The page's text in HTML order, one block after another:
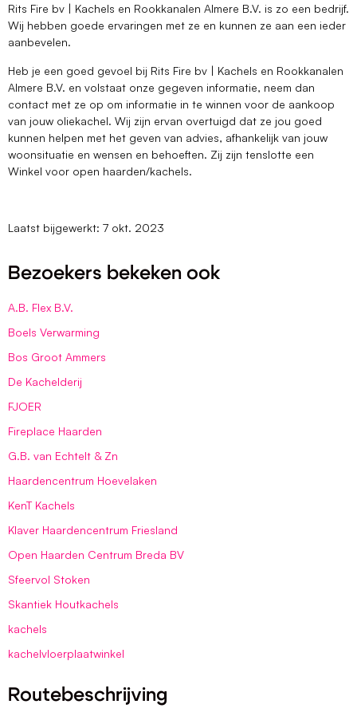
Rits Fire bv | Kachels en Rookkanalen Almere B.V. is zo een bedrijf.
Wij hebben goede ervaringen met ze en kunnen ze aan een ieder
aanbevelen.
Heb je een goed gevoel bij Rits Fire bv | Kachels en Rookkanalen
Almere B.V. en volstaat onze gegeven informatie, neem dan
contact met ze op om informatie in te winnen voor de aankoop
van jouw oliekachel. Wij zijn ervan overtuigd dat ze jou goed
kunnen helpen met het geven van advies, afhankelijk van jouw
woonsituatie en wensen en behoeften. Zij zijn tenslotte een
Winkel voor open haarden/kachels.
Laatst bijgewerkt: 7 okt. 2023
Bezoekers bekeken ook
A.B. Flex B.V.
Boels Verwarming
Bos Groot Ammers
De Kachelderij
FJOER
Fireplace Haarden
G.B. van Echtelt & Zn
Haardencentrum Hoevelaken
KenT Kachels
Klaver Haardencentrum Friesland
Open Haarden Centrum Breda BV
Sfeervol Stoken
Skantiek Houtkachels
kachels
kachelvloerplaatwinkel
Routebeschrijving